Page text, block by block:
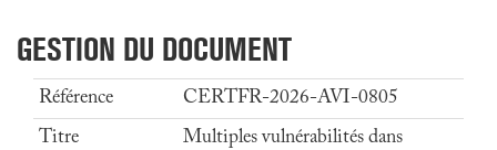
GESTION DU DOCUMENT
Référence
CERTFR-2026-AVI-0805
Titre
Multiples vulnérabilités dans